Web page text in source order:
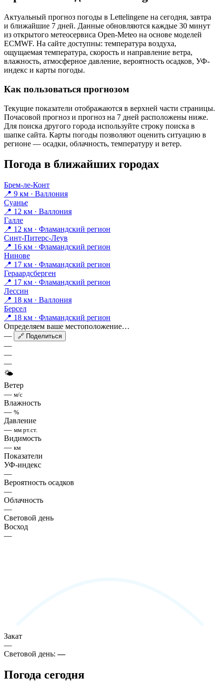
Актуальный прогноз погоды в Lettelingenе на сегодня, завтра
и ближайшие 7 дней. Данные обновляются каждые 30 минут
из открытого метеосервиса Open-Meteo на основе моделей
ECMWF. На сайте доступны: температура воздуха,
ощущаемая температура, скорость и направление ветра,
влажность, атмосферное давление, вероятность осадков, УФ-
индекс и карты погоды.
Как пользоваться прогнозом
Текущие показатели отображаются в верхней части страницы.
Почасовой прогноз и прогноз на 7 дней расположены ниже.
Для поиска другого города используйте строку поиска в
шапке сайта. Карты погоды позволяют оценить ситуацию в
регионе — осадки, облачность, температуру и ветер.
Погода в ближайших городах
Брем-ле-Конт
📍 9 км · Валлония
Суанье
📍 12 км · Валлония
Галле
📍 12 км · Фламандский регион
Синт-Питерс-Леув
📍 16 км · Фламандский регион
Нинове
📍 17 км · Фламандский регион
Гераардсберген
📍 17 км · Фламандский регион
Лессин
📍 18 км · Валлония
Берсел
📍 18 км · Фламандский регион
Определяем ваше местоположение…
—
🔗 Поделиться
—
—
—
🌤
Ветер
— м/с
Влажность
— %
Давление
— мм рт.ст.
Видимость
— км
Показатели
УФ-индекс
—
Вероятность осадков
—
Облачность
—
Световой день
Восход
—
Закат
—
Световой день:—
Погода сегодня